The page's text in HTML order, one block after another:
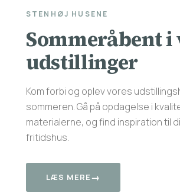
STENHØJ HUSENE
Sommeråbent i
udstillinger
Kom forbi og oplev vores
sommeren. Gå på opdagelse i
materialerne, og find inspiration til
fritidshus.
LÆS MERE →